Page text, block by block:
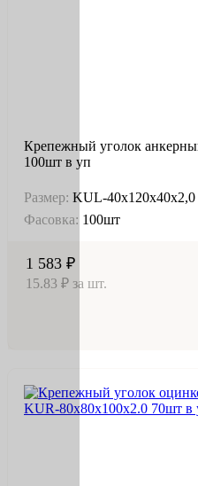
Крепежный уголок
100шт в уп
Размер: KUL-40х120х40х2,0
Фасовка: 100шт
1 583 ₽
15.83 ₽ за шт.